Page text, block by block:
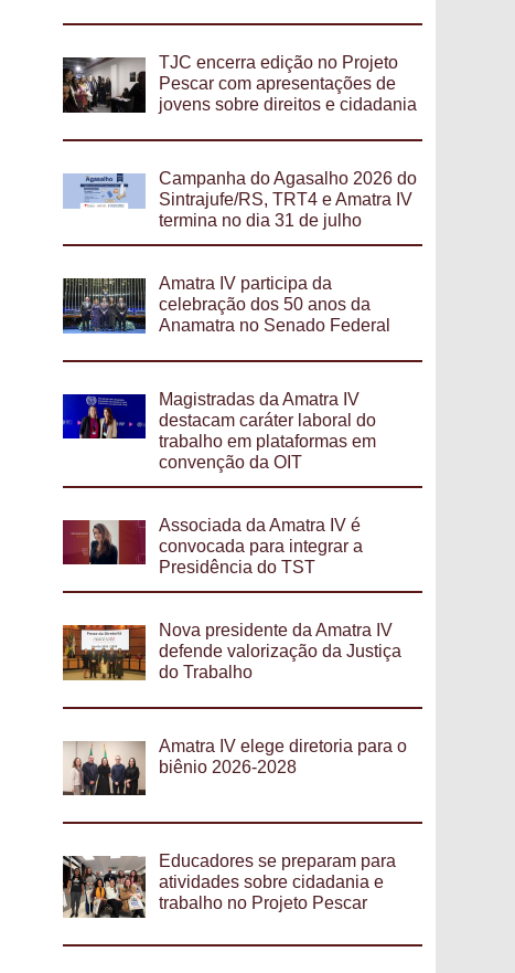
TJC encerra edição no Projeto
Pescar com apresentações de
jovens sobre direitos e cidadania
Campanha do Agasalho 2026 do
Sintrajufe/RS, TRT4 e Amatra IV
termina no dia 31 de julho
Amatra IV participa da
celebração dos 50 anos da
Anamatra no Senado Federal
Magistradas da Amatra IV
destacam caráter laboral do
trabalho em plataformas em
convenção da OIT
Associada da Amatra IV é
convocada para integrar a
Presidência do TST
Nova presidente da Amatra IV
defende valorização da Justiça
do Trabalho
Amatra IV elege diretoria para o
biênio 2026-2028
Educadores se preparam para
atividades sobre cidadania e
trabalho no Projeto Pescar